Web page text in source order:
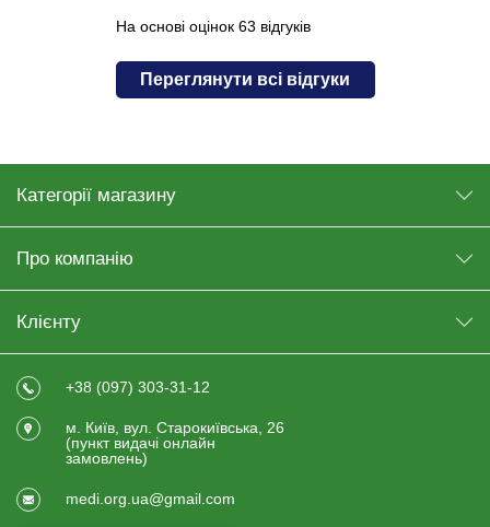
На основі оцінок 63 відгуків
Переглянути всі відгуки
Категорії магазину
Про компанію
Клієнту
+38 (097) 303-31-12
м. Київ, вул. Старокиївська, 26
(пункт видачi онлайн
замовлень)
medi.org.ua@gmail.com